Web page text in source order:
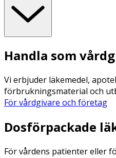
Handla som
Vi erbjuder läkemedel,
förbrukningsmaterial och
För vårdgivare och företag
Dosförpackade
För vårdens patienter eller